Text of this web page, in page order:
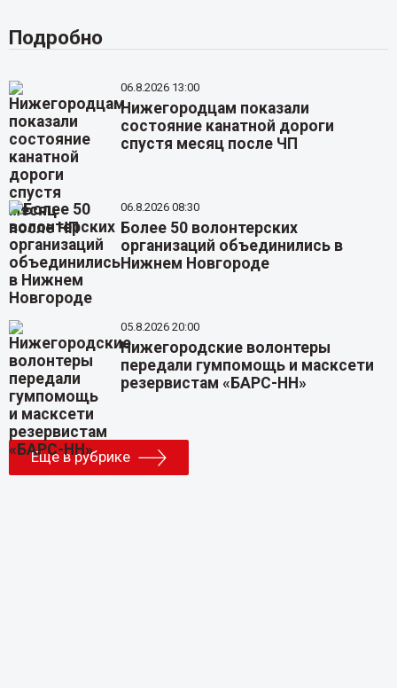
Подробно
06.8.2026 13:00
Нижегородцам показали
состояние канатной дороги
спустя месяц после ЧП
06.8.2026 08:30
Более 50 волонтерских
организаций объединились в
Нижнем Новгороде
05.8.2026 20:00
Нижегородские волонтеры
передали гумпомощь и масксети
резервистам «БАРС-НН»
Еще в рубрике